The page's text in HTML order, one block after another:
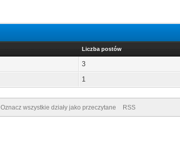
Liczba postów
3
1
Oznacz wszystkie działy jako przeczytane RSS